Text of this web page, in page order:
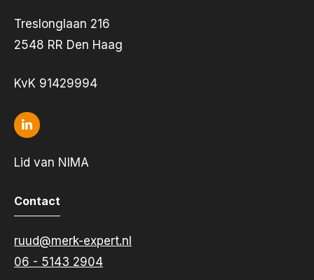
Treslonglaan 216
2548 RR Den Haag
KvK 91429994
Lid van NIMA
Contact
ruud@merk-expert.nl
06 - 5143 2904